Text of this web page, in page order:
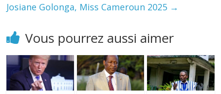
Josiane Golonga, Miss Cameroun 2025 →
Vous pourrez aussi aimer